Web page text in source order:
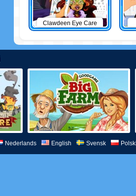
Clawdeen Eye Care
Nederlands English Svensk